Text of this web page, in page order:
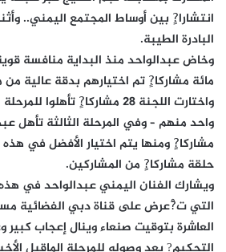
انتشارا?ٍ بين أوساط المجتمع اليمني..
البادرة الطيبة.
وخاض عبدالواحد منذ البداية منافسة
مائة مشاركا?ٍ تم اختيارهم بدقة عالية من
واختارت اللجنة 28 مشاركا?ٍ
مشاركا?ٍ ومنها يتم اختيار الأفضل في
حلقة مشاركا?ٍ من المشاركين.
ويشارك الفنان اليمني عبدالواحد في
التي ت?ْعرض على قناة دبي الفضائية
العاشرة بتوقيت صنعاء وينال إعجاب كبير